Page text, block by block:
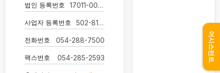
법인 등록번호 17011-0002171
사업자 등록번호 502-81-00015
전화번호 054-288-7500
팩스번호 054-285-2593 어시스턴트